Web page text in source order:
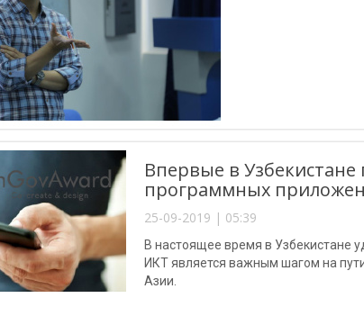
Впервые в Узбекистане
программных
25-09-2019 | 05:39
В настоящее время в Узбекистане
ИКТ является важным шагом на
Азии.